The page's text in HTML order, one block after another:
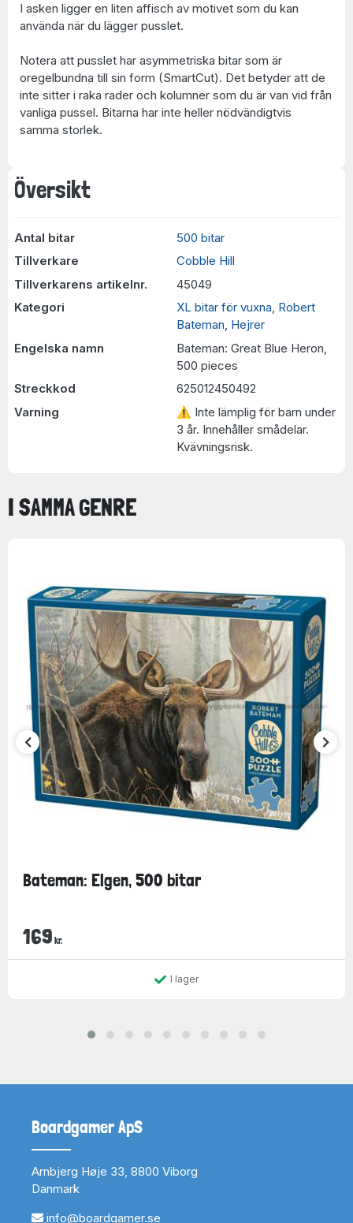
Översikt
Antal bitar
500 bitar
Tillverkare
Cobble Hill
Tillverkarens artikelnr.
45049
Kategori
XL bitar för vuxna, Robert
Bateman, Hejrer
Engelska namn
Bateman: Great Blue Heron,
500 pieces
Streckkod
625012450492
Varning
⚠ Inte lämplig för barn under
3 år. Innehåller smådelar.
Kvävningsrisk.
I asken ligger en liten affisch av motivet som du kan
använda när du lägger pusslet.
Notera att pusslet har asymmetriska bitar som är
oregelbundna till sin form (SmartCut). Det betyder att de
inte sitter i raka rader och kolumner som du är van vid från
vanliga pussel. Bitarna har inte heller nödvändigtvis
samma storlek.
I SAMMA GENRE
Bateman: Elgen, 500 bitar
169 kr.
I lager
Boardgamer ApS
Arnbjerg Høje 33, 8800 Viborg
Danmark
info@boardgamer.se